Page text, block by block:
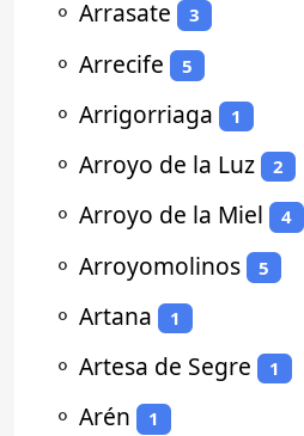
⚬ Arrasate 3
⚬ Arrecife 5
⚬ Arrigorriaga 1
⚬ Arroyo de la Luz 2
⚬ Arroyo de la Miel 4
⚬ Arroyomolinos 5
⚬ Artana 1
⚬ Artesa de Segre 1
⚬ Arén 1